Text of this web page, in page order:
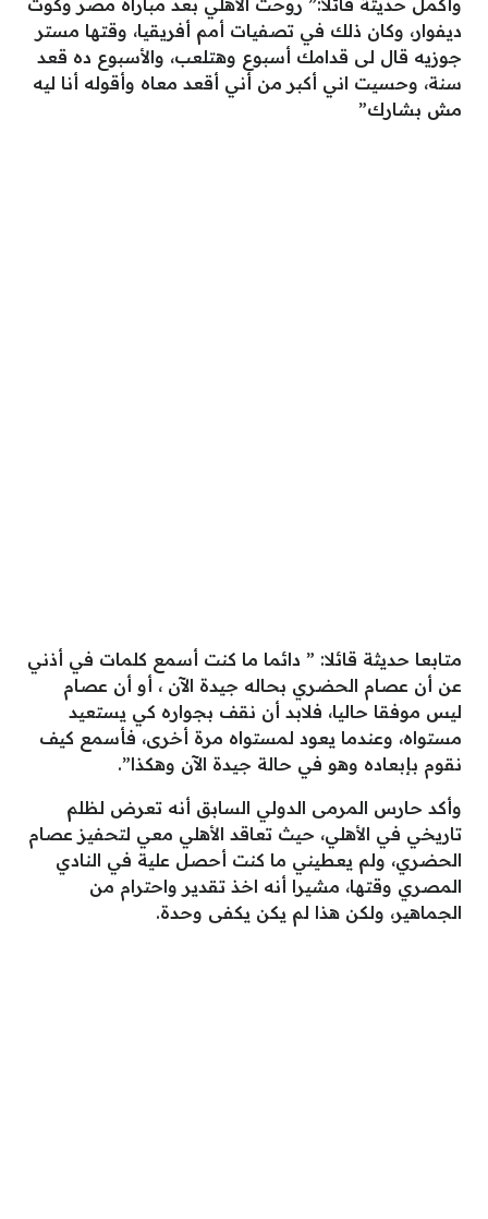
وأكمل حديثة قائلا:” روحت الأهلي بعد مباراة مصر وكوت
ديفوار، وكان ذلك في تصفيات أمم أفريقيا، وقتها مستر
جوزيه قال لى قدامك أسبوع وهتلعب، والأسبوع ده قعد
سنة، وحسيت اني أكبر من أني أقعد معاه وأقوله أنا ليه
مش بشارك”
متابعا حديثة قائلا: ” دائما ما كنت أسمع كلمات في أذني
عن أن عصام الحضري بحاله جيدة الآن ، أو أن عصام
ليس موفقا حاليا، فلابد أن نقف بجواره كي يستعيد
مستواه، وعندما يعود لمستواه مرة أخرى، فأسمع كيف
نقوم بإبعاده وهو في حالة جيدة الآن وهكذا”.
وأكد حارس المرمى الدولي السابق أنه تعرض لظلم
تاريخي في الأهلي، حيث تعاقد الأهلي معي لتحفيز عصام
الحضري، ولم يعطيني ما كنت أحصل علية في النادي
المصري وقتها، مشيرا أنه اخذ تقدير واحترام من
الجماهير، ولكن هذا لم يكن يكفى وحدة.